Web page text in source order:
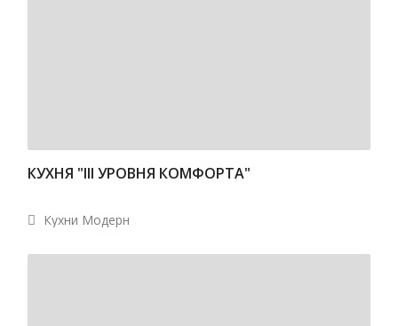
КУХНЯ "III УРОВНЯ КОМФОРТА"
Кухни Модерн